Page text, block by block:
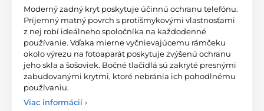
Moderný zadný kryt poskytuje účinnú ochranu telefónu.
Príjemný matný povrch s protišmykovými vlastnosťami
z nej robí ideálneho spoločníka na každodenné
používanie. Vďaka mierne vyčnievajúcemu rámčeku
okolo výrezu na fotoaparát poskytuje zvýšenú ochranu
jeho skla a šošoviek. Bočné tlačidlá sú zakryté presnými
zabudovanými krytmi, ktoré nebránia ich pohodlnému
používaniu.
Viac informácií ›